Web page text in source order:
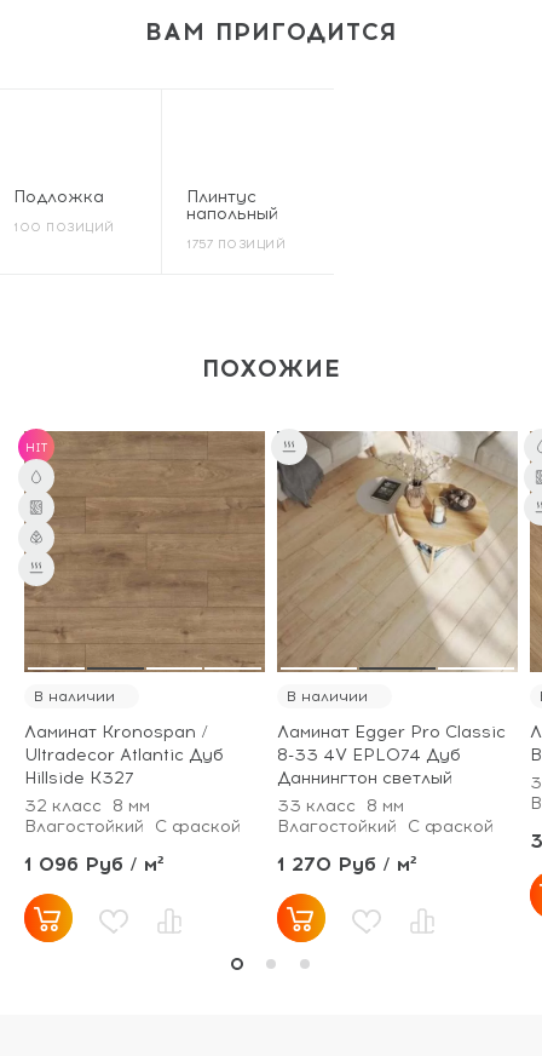
ВАМ ПРИГОДИТСЯ
Подложка
100 ПОЗИЦИЙ
Плинтус
напольный
1757 ПОЗИЦИЙ
ПОХОЖИЕ
HIT
В наличии
Ламинат Kronospan /
Ultradecor Atlantic Дуб
Hillside K327
32 класс
8 мм
Влагостойкий
С фаской
1 096 Руб / м²
В наличии
Ламинат Egger Pro Classic
8-33 4V EPL074 Дуб
Даннингтон светлый
33 класс
8 мм
Влагостойкий
С фаской
1 270 Руб / м²